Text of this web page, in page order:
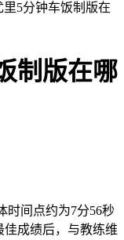
里5分钟车饭制版在
制版在哪
时间点约为7分56秒
成绩后，与教练维